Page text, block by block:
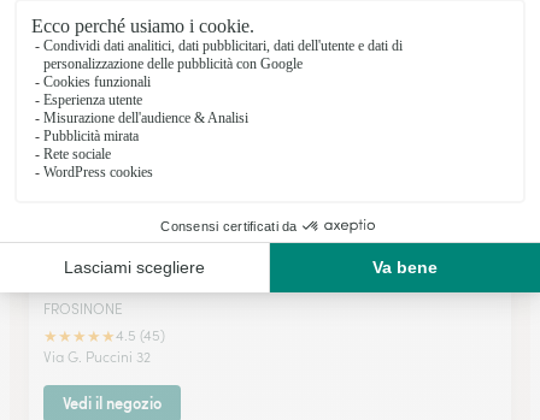
Vedi il negozio
Antonucci Tania
FROSINONE
★★★★★4.5 (45)
Via G. Puccini 32
Vedi il negozio